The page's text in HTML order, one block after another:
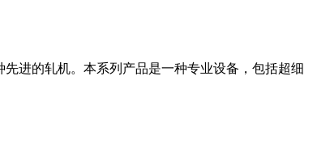
进的轧机。本系列产品是一种专业设备，包括超细